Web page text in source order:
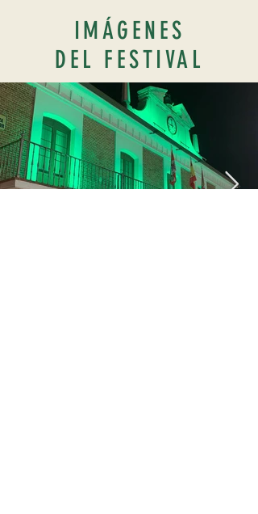
IMÁGENES
DEL FESTIVAL